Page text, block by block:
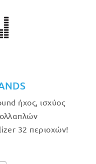
ήχος, ισχύος
32 περιοχών!